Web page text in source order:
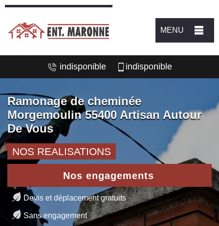
MENU
indisponible indisponible
Ramonage de cheminée
Morgemoulin 55400 Artisan Autour
De Vous
NOS REALISATIONS
Nos engagements
Devis et déplacement gratuits
Sans engagement